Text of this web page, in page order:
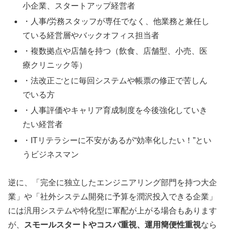
小企業、スタートアップ経営者
・人事/労務スタッフが専任でなく、他業務と兼任し
ている経営層やバックオフィス担当者
・複数拠点や店舗を持つ（飲食、店舗型、小売、医
療クリニック等）
・法改正ごとに毎回システムや帳票の修正で苦しん
でいる方
・人事評価やキャリア育成制度を今後強化していき
たい経営者
・ITリテラシーに不安があるが“効率化したい！”とい
うビジネスマン
逆に、「完全に独立したエンジニアリング部門を持つ大企
業」や「社外システム開発に予算を潤沢投入できる企業」
には汎用システムや特化型に軍配が上がる場合もあります
が、 スモールスタートやコスパ重視、運用簡便性重視なら